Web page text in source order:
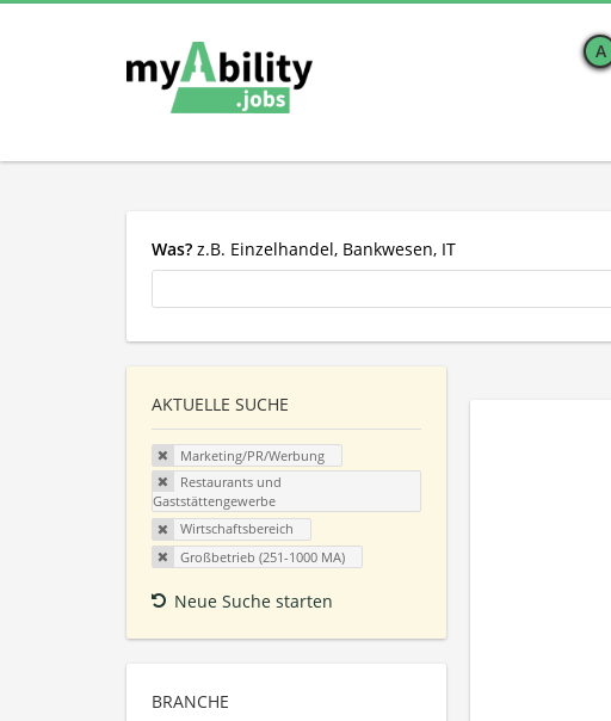
A
Was? z.B. Einzelhandel, Bankwesen, IT
AKTUELLE SUCHE
Marketing/PR/Werbung
Restaurants und
Gaststättengewerbe
Wirtschaftsbereich
Großbetrieb (251-1000 MA)
Neue Suche starten
BRANCHE